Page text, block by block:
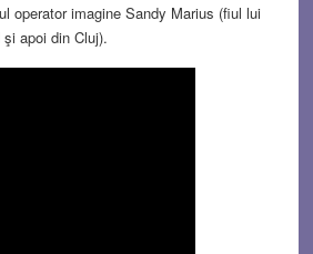
operator imagine Sandy Marius (fiul lui
apoi din Cluj).